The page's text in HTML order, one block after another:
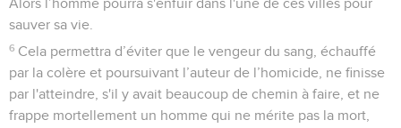
Alors l’homme pourra s'enfuir dans l'une de ces villes pour
sauver sa vie.
6 Cela permettra d’éviter que le vengeur du sang, échauffé
par la colère et poursuivant l’auteur de l’homicide, ne finisse
par l'atteindre, s'il y avait beaucoup de chemin à faire, et ne
frappe mortellement un homme qui ne mérite pas la mort,